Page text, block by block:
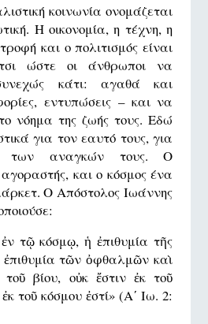
κοινωνία ονομάζεται
Η οικονομία, η τέχνη, η
και ο πολιτισμός είναι
ώστε οι άνθρωποι να
κάτι: αγαθά και
εντυπώσεις – και να
νόημα της ζωής τους. Εδώ
για τον εαυτό τους, για
των αναγκών τους. Ο
και ο κόσμος ένα
Ο Απόστολος Ιωάννης
τῷ κόσμῳ, ἡ ἐπιθυμία τῆς
τῶν ὀφθαλμῶν καὶ
βίου, οὐκ ἔστιν ἐκ τοῦ
τοῦ κόσμου ἐστί» (Α΄ Ιω. 2: